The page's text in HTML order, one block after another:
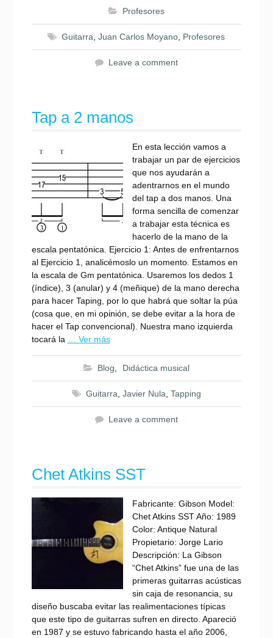
Profesores
Guitarra ,Juan Carlos Moyano Profesores
Leave a comment
Tap a 2 manos
En esta lección vamos a
trabajar un par de ejercicios
que nos ayudarán a
adentrarnos en el mundo
del tap a dos manos. Una
forma sencilla de comenzar
a trabajar esta técnica es
hacerlo de la mano de la
escala pentatónica. Ejercicio 1: Antes de enfrentarnos
al Ejercicio 1, analicémoslo un momento. Estamos en
la escala de Gm pentatónica. Usaremos los dedos 1
(índice), 3 (anular) y 4 (meñique) de la mano derecha
para hacer Taping, por lo que habrá que soltar la púa
(cosa que, en mi opinión, se debe evitar a la hora de
hacer el Tap convencional). Nuestra mano izquierda
tocará la
… Ver más
Blog Didáctica musical
Guitarra Javier Nula Tapping
Leave a comment
Chet Atkins SST
Fabricante: Gibson Model:
Chet Atkins SST Año: 1989
Color: Antique Natural
Propietario: Jorge Lario
Descripción: La Gibson
“Chet Atkins” fue una de las
primeras guitarras acústicas
sin caja de resonancia, su
diseño buscaba evitar las realimentaciones típicas
que este tipo de guitarras sufren en directo. Apareció
en 1987 y se estuvo fabricando hasta el año 2006,